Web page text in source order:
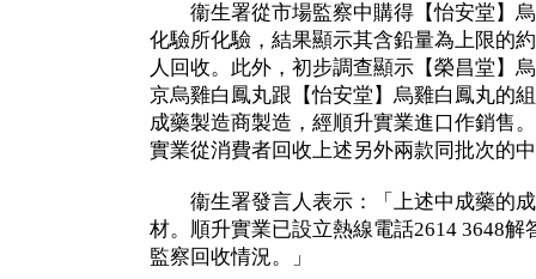
衞生署從市場監察中購得【怡安堂】烏
化驗所化驗，結果顯示其含鉛量為上限的
人回收。此外，初步調查顯示【榮昌堂】
京烏雞白鳳丸跟【怡安堂】烏雞白鳳丸的
成藥製造商製造，經順升實業進口作銷售
實業從消費者回收上述另外兩款同批次
衞生署發言人表示：「上述中成藥的成
材。順升實業已設立熱線電話2614 3648
監察回收情況。」